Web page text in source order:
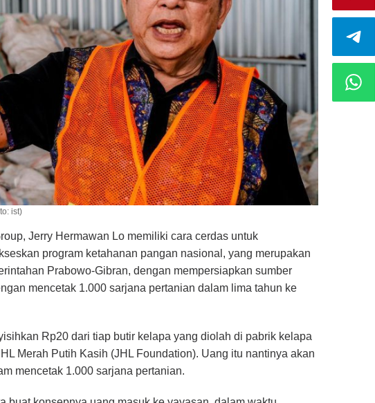
ist)
Jerry Hermawan Lo memiliki cara cerdas untuk
program ketahanan pangan nasional, yang merupakan
Prabowo-Gibran, dengan mempersiapkan sumber
mencetak 1.000 sarjana pertanian dalam lima tahun ke
Rp20 dari tiap butir kelapa yang diolah di pabrik kelapa
Merah Putih Kasih (JHL Foundation). Uang itu nantinya akan
mencetak 1.000 sarjana pertanian.